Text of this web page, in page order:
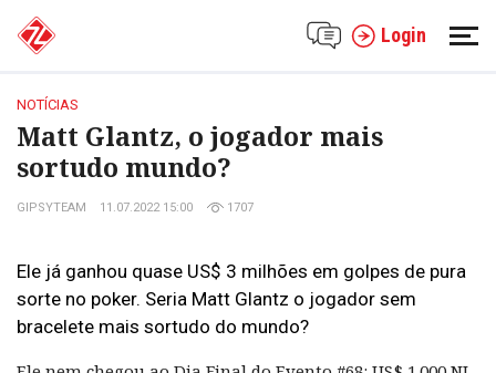
Login
NOTÍCIAS
Matt Glantz, o jogador mais
sortudo mundo?
GIPSYTEAM 11.07.2022 15:00 1707
Ele já ganhou quase US$ 3 milhões em golpes de pura
sorte no poker. Seria Matt Glantz o jogador sem
bracelete mais sortudo do mundo?